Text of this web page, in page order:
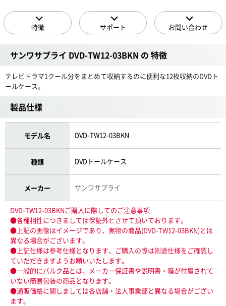
特徴 サポート お問い合わせ
サンワサプライ DVD-TW12-03BKN の 特徴
テレビドラマ1クール分をまとめて収納するのに便利な12枚収納のDVDト
ールケース。
製品仕様
モデル名 DVD-TW12-03BKN
種類 DVDトールケース
メーカー サンワサプライ
DVD-TW12-03BKNご購入に際してのご注意事項
●各種相性につきましては保証外とさせて頂いております。
●上記の画像はイメージであり、実物の商品(DVD-TW12-03BKN)とは
異なる場合がございます。
●上記仕様は参考仕様となります、ご購入の際は別途仕様をご確認し
ていだだきますようお願いいたします。
●一般的にバルク品とは、メーカー保証書や説明書・箱が付属されて
いない簡易包装の商品となります。
●通販価格に関しましては各店舗・法人事業部と異なる場合がござい
ます。